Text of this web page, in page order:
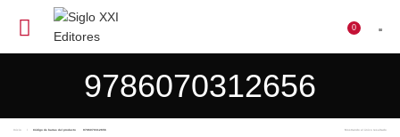
0 $0
9786070312656
Código de barras del producto 9786070312656 Mostrando el único resultado